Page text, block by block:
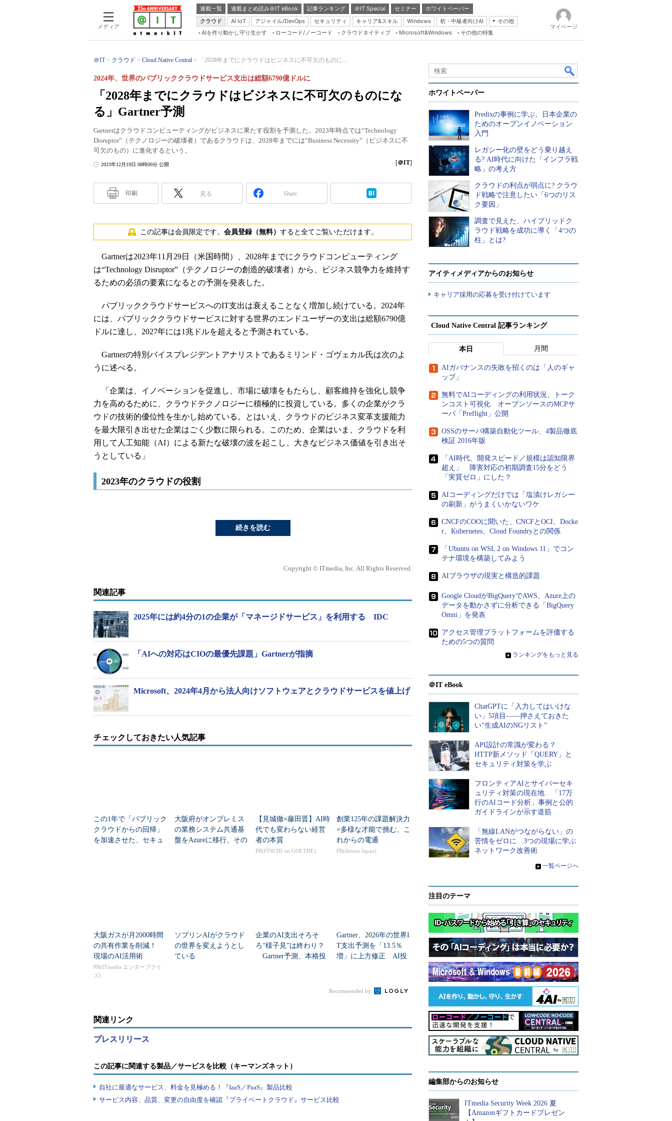
メディア
連載一覧 連載まとめ読み＠IT eBook 記事ランキング ＠IT Special セミナー
ホワイトペーパー
クラウド
AI IoT アジャイル/DevOps セキュリティ キャリア&スキル Windows 初・中級者向けAI
その他
Server & Storage
Java Agile
Database Expert
Linux ＆ OSS
Master of IP Network
Security & Trust
Test & Tools
AIを作り動かし守り生かす ローコード/ノーコード クラウドネイティブ Microsoft&Windows その他の特集
マイページ
＠IT クラウド Cloud Native Central 「2028年までにクラウドはビジネスに不可欠のものに...
「2028年までにクラウドはビジネスに不可欠のものにな
る」Gartner予測
2024年、世界のパブリッククラウドサービス支出は総額6790億ドルに
Gartnerはクラウドコンピューティングがビジネスに果たす役割を予測した。2023年時点では“Technology
Disruptor”（テクノロジーの破壊者）であるクラウドは、2028年までには“Business Necessity”（ビジネスに不
可欠のもの）に進化するという。
2023年12月19日 08時00分 公開 [＠IT]
印刷 見る Share
この記事は会員限定です。 会員登録（無料） すると全てご覧いただけます。
Gartnerは2023年11月29日（米国時間）、2028年までにクラウドコンピューティング
は“Technology Disruptor”（テクノロジーの創造的破壊者）から、ビジネス競争力を維持す
るための必須の要素になるとの予測を発表した。
パブリッククラウドサービスへのIT支出は衰えることなく増加し続けている。2024年
には、パブリッククラウドサービスに対する世界のエンドユーザーの支出は総額6790億
ドルに達し、2027年には1兆ドルを超えると予測されている。
Gartnerの特別バイスプレジデントアナリストであるミリンド・ゴヴェカル氏は次のよ
うに述べる。
「企業は、イノベーションを促進し、市場に破壊をもたらし、顧客維持を強化し競争
力を高めるために、クラウドテクノロジーに積極的に投資している。多くの企業がクラ
ウドの技術的優位性を生かし始めている。とはいえ、クラウドのビジネス変革支援能力
を最大限引き出せた企業はごく少数に限られる。このため、企業はいま、クラウドを利
用して人工知能（AI）による新たな破壊の波を起こし、大きなビジネス価値を引き出そ
うとしている」
2023年のクラウドの役割
続きを読む
Copyright © ITmedia, Inc. All Rights Reserved.
関連記事
2025年には約4分の1の企業が「マネージドサービス」を利用する IDC
「AIへの対応はCIOの最優先課題」Gartnerが指摘
Microsoft、2024年4月から法人向けソフトウェアとクラウドサービスを値上げ
チェックしておきたい人気記事
この1年で「パブリック
クラウドからの回帰」
を加速させた、セキュ
大阪府がオンプレミス
の業務システム共通基
盤をAzureに移行、その
【見城徹×藤田晋】AI時
代でも変わらない経営
者の本質
PR(FINCHI on GOETHE)
創業125年の課題解決力
×多様な才能で挑む、こ
れからの電通
PR(dentsu Japan)
大阪ガスが月2000時間
の共有作業を削減！
現場のAI活用術
PR(ITmedia エンタープライ
ズ)
ソブリンAIがクラウド
の世界を変えようとし
ている
企業のAI支出そろそ
ろ“様子見”は終わり？
Gartner予測、本格投
Gartner、2026年の世界I
T支出予測を「13.5％
増」に上方修正 AI投
Recommended by
関連リンク
プレスリリース
この記事に関連する製品／サービスを比較（キーマンズネット）
自社に最適なサービス、料金を見極める！『IaaS／PaaS』製品比較
サービス内容、品質、変更の自由度を確認『プライベートクラウド』サービス比較
ホワイトペーパー
Predixの事例に学ぶ、日本企業の
ためのオープンイノベーション
入門
レガシー化の壁をどう乗り越え
る? AI時代に向けた「インフラ戦
略」の考え方
クラウドの利点が弱点に? クラウ
ド戦略で注意したい「6つのリス
ク要因」
調査で見えた、ハイブリッドク
ラウド戦略を成功に導く「4つの
柱」とは?
アイティメディアからのお知らせ
キャリア採用の応募を受け付けています
Cloud Native Central 記事ランキング
本日 月間
AIガバナンスの失敗を招くのは「人のギャ
ップ」
無料でAIコーディングの利用状況、トーク
ンコスト可視化 オープンソースのMCPサ
ーバ「Preflight」公開
OSSのサーバ構築自動化ツール、4製品徹底
検証 2016年版
「AI時代、開発スピード／規模は認知限界
超え」 障害対応の初期調査15分をどう
「実質ゼロ」にした？
AIコーディングだけでは「塩漬けレガシー
の刷新」がうまくいかないワケ
CNCFのCOOに聞いた、CNCFとOCI、Docke
r、Kubernetes、Cloud Foundryとの関係
「Ubuntu on WSL 2 on Windows 11」でコン
テナ環境を構築してみよう
AIブラウザの現実と構造的課題
Google CloudがBigQueryでAWS、Azure上の
データを動かさずに分析できる「BigQuery
Omni」を発表
アクセス管理プラットフォームを評価する
ための5つの質問
» ランキングをもっと見る
＠IT eBook
ChatGPTに「入力してはいけな
い」5項目――押さえておきた
い“生成AIのNGリスト”
API設計の常識が変わる？
HTTP新メソッド「QUERY」と
セキュリティ対策を学ぶ
フロンティアAIとサイバーセキ
ュリティ対策の現在地 「17万
行のAIコード分析」事例と公的
ガイドラインが示す道筋
「無線LANがつながらない」の
苦情をゼロに 3つの現場に学ぶ
ネットワーク改善術
» 一覧ページへ
注目のテーマ
編集部からのお知らせ
ITmedia Security Week 2026 夏
【Amazonギフトカードプレゼン